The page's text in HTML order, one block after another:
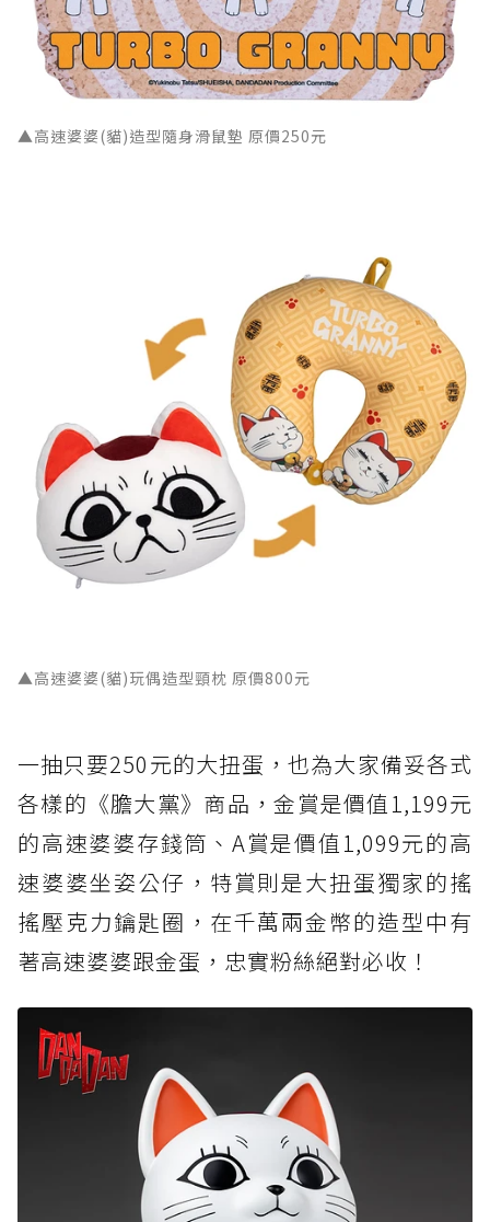
▲高速婆婆(貓)造型隨身滑鼠墊 原價250元
▲高速婆婆(貓)玩偶造型頸枕 原價800元
一抽只要250元的大扭蛋，也為大家備妥各式
各樣的《膽大黨》商品，金賞是價值1,199元
的高速婆婆存錢筒、A賞是價值1,099元的高
速婆婆坐姿公仔，特賞則是大扭蛋獨家的搖
搖壓克力鑰匙圈，在千萬兩金幣的造型中有
著高速婆婆跟金蛋，忠實粉絲絕對必收！